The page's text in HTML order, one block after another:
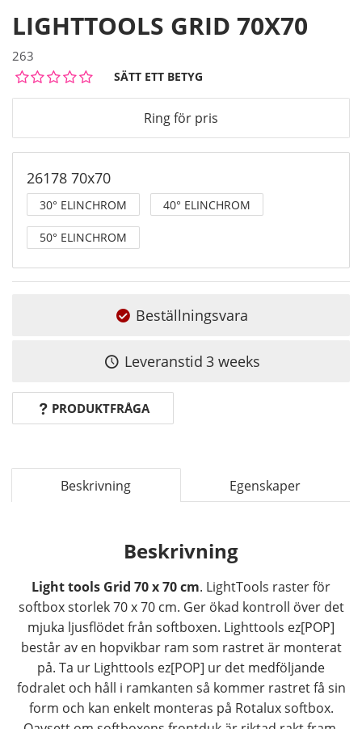
LIGHTTOOLS GRID 70X70
263
SÄTT ETT BETYG
Ring för pris
Beställningsvara
Leveranstid 3 weeks
26178 70x70
30° ELINCHROM 40° ELINCHROM
50° ELINCHROM
PRODUKTFRÅGA
Beskrivning Egenskaper
Beskrivning
Light tools Grid 70 x 70 cm. LightTools raster för
softbox storlek 70 x 70 cm. Ger ökad kontroll över det
mjuka ljusflödet från softboxen. Lighttools ez[POP]
består av en hopvikbar ram som rastret är monterat
på. Ta ur Lighttools ez[POP] ur det medföljande
fodralet och håll i ramkanten så kommer rastret få sin
form och kan enkelt monteras på Rotalux softbox.